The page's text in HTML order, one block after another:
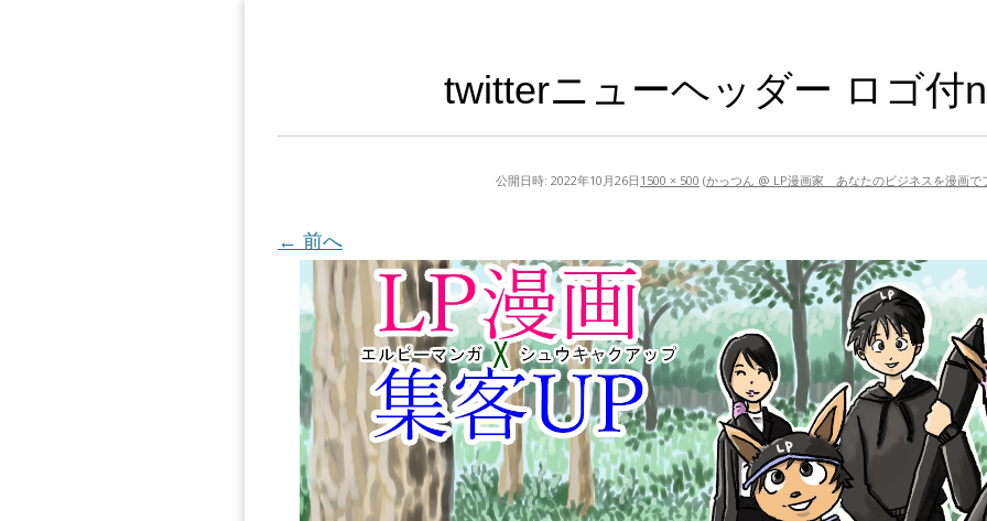
twitterニューヘッダー ロゴ付
公開日時: 2022年10月26日 1500 × 500 (かっつん @ LP漫画家 あなたのビジネスを漫画で
← 前へ